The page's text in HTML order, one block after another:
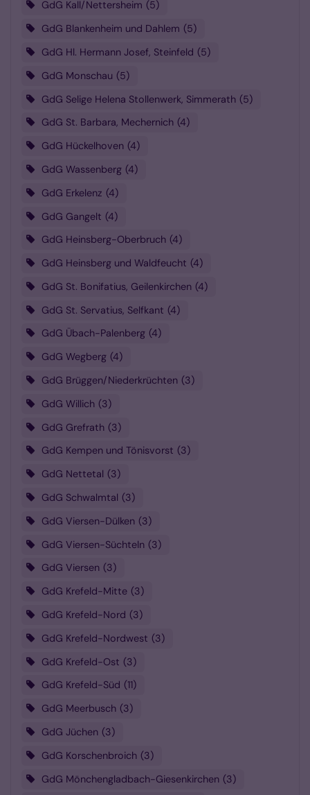
GdG Kall/Nettersheim
5
GdG Blankenheim und Dahlem 5
GdG Hl. Hermann Josef, Steinfeld 5
GdG Monschau 5
GdG Selige Helena Stollenwerk, Simmerath 5
GdG St. Barbara, Mechernich 4
GdG Hückelhoven 4
GdG Wassenberg 4
GdG Erkelenz 4
GdG Gangelt 4
GdG Heinsberg-Oberbruch 4
GdG Heinsberg und Waldfeucht 4
GdG St. Bonifatius, Geilenkirchen 4
GdG St. Servatius, Selfkant 4
GdG Übach-Palenberg 4
GdG Wegberg 4
GdG Brüggen/Niederkrüchten 3
GdG Willich 3
GdG Grefrath 3
GdG Kempen und Tönisvorst
3
GdG Nettetal 3
GdG Schwalmtal 3
GdG Viersen-Dülken 3
GdG Viersen-Süchteln 3
GdG Viersen
3
GdG Krefeld-Mitte 3
GdG Krefeld-Nord 3
GdG Krefeld-Nordwest 3
GdG Krefeld-Ost 3
GdG Krefeld-Süd
11
GdG Meerbusch 3
GdG Jüchen 3
GdG Korschenbroich 3
GdG Mönchengladbach-Giesenkirchen 3